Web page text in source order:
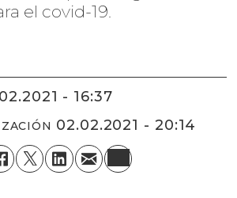
el covid-19.
- 16:37
02.02.2021 - 20:14